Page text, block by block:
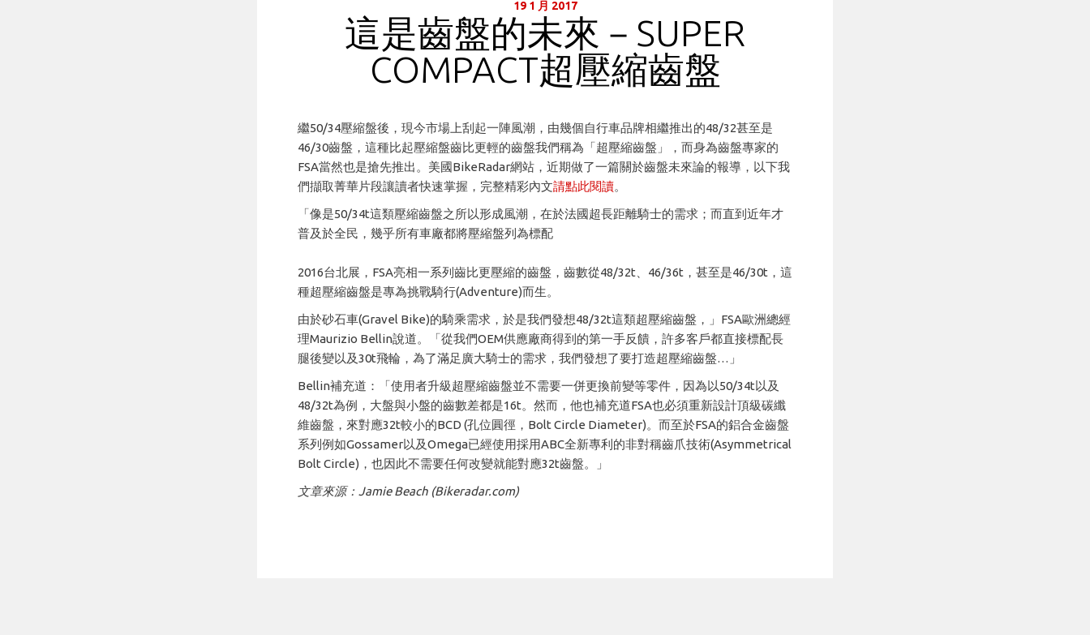
19 1 月 2017
這是齒盤的未來－SUPER
COMPACT超壓縮齒盤
繼50/34壓縮盤後，現今市場上刮起一陣風潮，由幾個自行車品牌相繼推出的48/32甚至是
46/30齒盤，這種比起壓縮盤齒比更輕的齒盤我們稱為「超壓縮齒盤」，而身為齒盤專家的
FSA當然也是搶先推出。美國BikeRadar網站，近期做了一篇關於齒盤未來論的報導，以下我
們擷取菁華片段讓讀者快速掌握，完整精彩內文請點此閱讀。
「像是50/34t這類壓縮齒盤之所以形成風潮，在於法國超長距離騎士的需求；而直到近年才
普及於全民，幾乎所有車廠都將壓縮盤列為標配
2016台北展，FSA亮相一系列齒比更壓縮的齒盤，齒數從48/32t、46/36t，甚至是46/30t，這
種超壓縮齒盤是專為挑戰騎行(Adventure)而生。
由於砂石車(Gravel Bike)的騎乘需求，於是我們發想48/32t這類超壓縮齒盤，」FSA歐洲總經
理Maurizio Bellin說道。「從我們OEM供應廠商得到的第一手反饋，許多客戶都直接標配長
腿後變以及30t飛輪，為了滿足廣大騎士的需求，我們發想了要打造超壓縮齒盤…」
Bellin補充道：「使用者升級超壓縮齒盤並不需要一併更換前變等零件，因為以50/34t以及
48/32t為例，大盤與小盤的齒數差都是16t。然而，他也補充道FSA也必須重新設計頂級碳纖
維齒盤，來對應32t較小的BCD (孔位圓徑，Bolt Circle Diameter)。而至於FSA的鋁合金齒盤
系列例如Gossamer以及Omega已經使用採用ABC全新專利的非對稱齒爪技術(Asymmetrical
Bolt Circle)，也因此不需要任何改變就能對應32t齒盤。」
文章來源：Jamie Beach (Bikeradar.com)